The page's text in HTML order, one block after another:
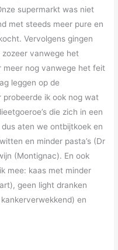
supermarkt was niet
met steeds meer pure en
Vervolgens gingen
vanwege het
meer nog vanwege het feit
leggen op de
ik ook nog wat
die zich in een
aten we ontbijtkoek en
en minder pasta’s (Dr
(Montignac). En ook
mee: kaas met minder
geen light dranken
en